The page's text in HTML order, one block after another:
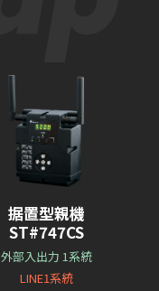
据置型親機
ST#747CS
外部入出力 1系統
LINE1系統